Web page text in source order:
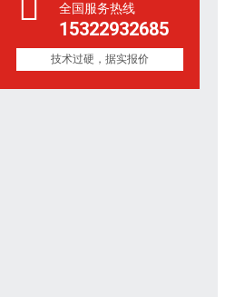
全国服务热线
15322932685
技术过硬，据实报价